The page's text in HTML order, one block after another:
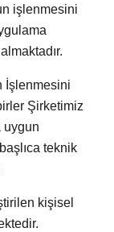
işlenmesini
İşlenmesini
Şirketimiz
uygun
teknik
kişisel